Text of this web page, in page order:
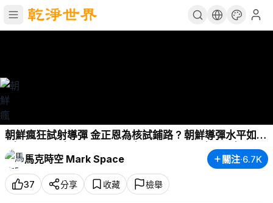
朝鮮瘋狂試射導彈 金正恩為核試鋪路 ? 朝鮮導彈水平如何
? | 巡航導彈 | 洲際彈道導彈 | 高超音速導彈 | 軍事 | 馬克
時空 第210期
馬克時空 Mark Space 關注·6.7K
37 分享 收藏 檢舉